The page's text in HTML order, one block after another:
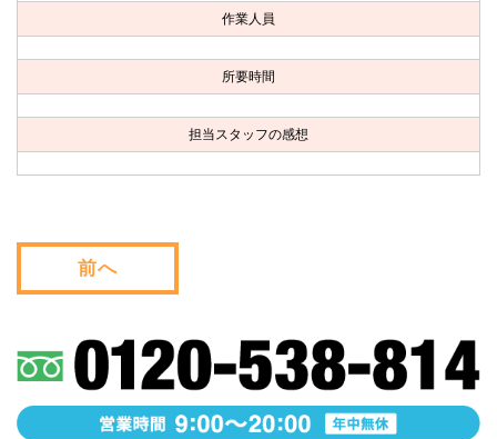
お客様の声
お問い合わせ
会社概要
WEB割引券プレゼント！
作業人員
所要時間
担当スタッフの感想
前へ